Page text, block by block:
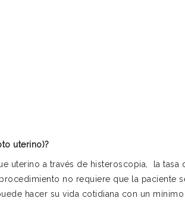
uterino)?
uterino a través de histeroscopia, la tasa
no requiere que la paciente
hacer su vida cotidiana con un